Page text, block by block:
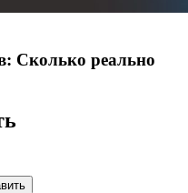
Cколько реально